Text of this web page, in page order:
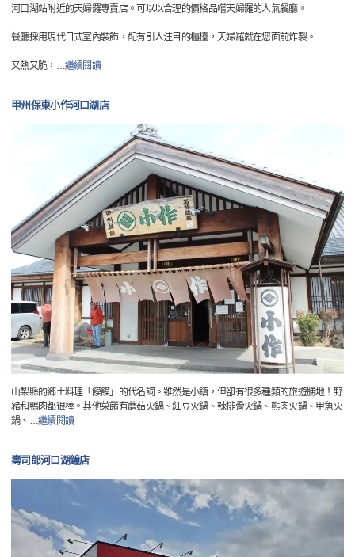
河口湖站附近的天婦羅專賣店。可以以合理的價格品嚐天婦羅的人氣餐廳。
餐廳採用現代日式室內裝飾，配有引人注目的櫃檯，天婦羅就在您面前炸製。
又熱又脆， …繼續閱讀
甲州保東小作河口湖店
山梨縣的鄉土料理「饃饃」的代名詞。雖然是小鎮，但卻有很多種類的旅遊勝地！野
豬和鴨肉都很棒。其他菜餚有蘑菇火鍋、紅豆火鍋、辣排骨火鍋、熊肉火鍋、甲魚火
鍋、 …繼續閱讀
壽司郎河口湖鐘店